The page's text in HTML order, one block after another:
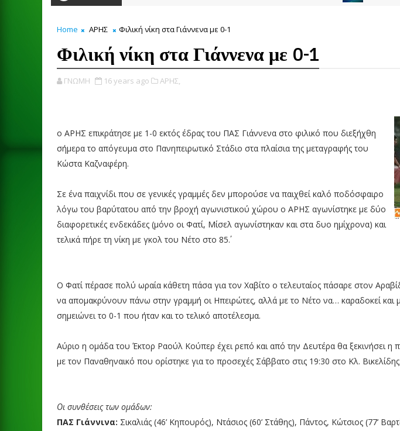
Home ΑΡΗΣ Φιλική νίκη στα Γιάννενα με 0-1
Φιλική νίκη στα Γιάννενα με 0-1
ΓΝΩΜΗ 16 years ago ΑΡΗΣ,
o ΑΡΗΣ επικράτησε με 1-0 εκτός έδρας του ΠΑΣ Γιάννενα στο φιλικό που διεξήχθη
σήμερα το απόγευμα στο Πανηπειρωτικό Στάδιο στα πλαίσια της μεταγραφής του
Κώστα Καζναφέρη.
Σε ένα παιχνίδι που σε γενικές γραμμές δεν μπορούσε να παιχθεί καλό ποδόσφαιρο
λόγω του βαρύτατου από την βροχή αγωνιστικού χώρου ο ΑΡΗΣ αγωνίστηκε με δύο
διαφορετικές ενδεκάδες (μόνο οι Φατί, Μίσελ αγωνίστηκαν και στα δυο ημίχρονα) και
τελικά πήρε τη νίκη με γκολ του Νέτο στο 85΄.
Ο Φατί πέρασε πολύ ωραία κάθετη πάσα για τον Χαβίτο ο τελευταίος πάσαρε στον
να απομακρύνουν πάνω στην γραμμή οι Ηπειρώτες, αλλά με το Νέτο να… καραδοκεί και
σημειώνει το 0-1 που ήταν και το τελικό αποτέλεσμα.
Αύριο η ομάδα του Έκτορ Ραούλ Κούπερ έχει ρεπό και από την Δευτέρα θα ξεκινήσει η
με τον Παναθηναικό που ορίστηκε για το προσεχές Σάββατο στις 19:30 στο Κλ. Βικελίδης.
Οι συνθέσεις των ομάδων:
ΠΑΣ Γιάννινα: Σικαλιάς (46’ Κηπουρός), Ντάσιος (60’ Στάθης), Πάντος, Κώτσιος (77’